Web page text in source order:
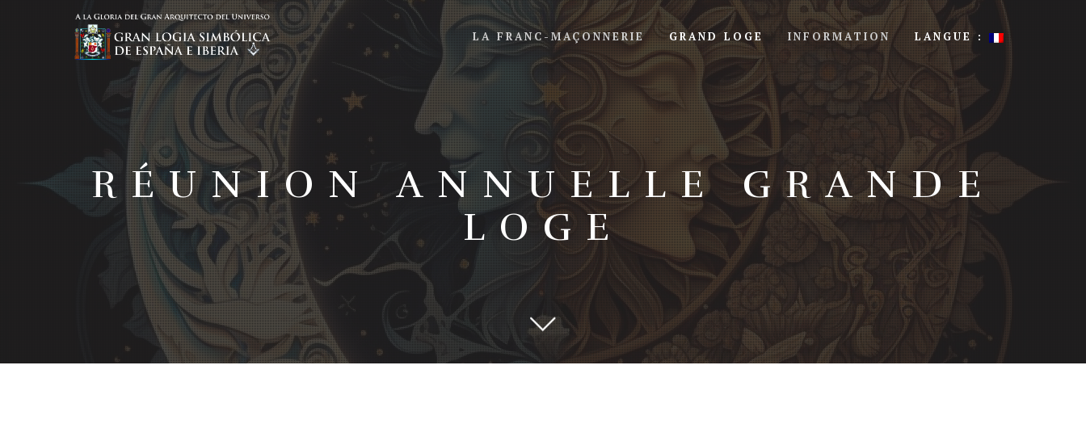
LA FRANC-MAÇONNERIE GRAND LOGE INFORMATION LANGUE :
RÉUNION ANNUELLE GRANDE
LOGE